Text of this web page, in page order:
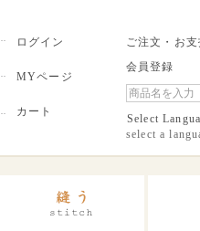
ログイン
MYページ
カート
ご注文・お
会員登録
Select
select a